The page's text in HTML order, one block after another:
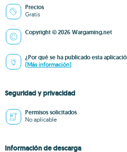
Precios
Gratis
Copyright © 2026 Wargaming.net
¿Por qué se ha publicado esta
(Más información)
Seguridad y privacidad
Permisos solicitados
No aplicable
Información de descarga